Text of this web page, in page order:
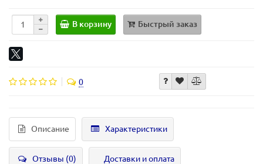
В корзину Быстрый заказ
0
Описание Характеристики
Отзывы (0) Доставки и оплата